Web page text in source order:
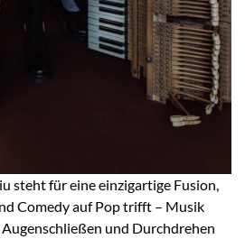
steht für eine einzigartige Fusion,
Comedy auf Pop trifft – Musik
und Durchdrehen